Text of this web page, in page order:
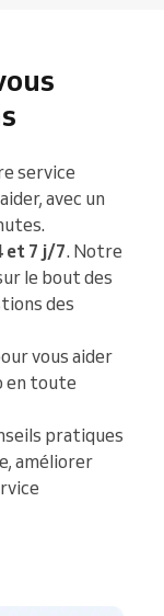
service
avec un
et 7 j/7. Notre
le bout des
des
vous aider
en toute
pratiques
améliorer